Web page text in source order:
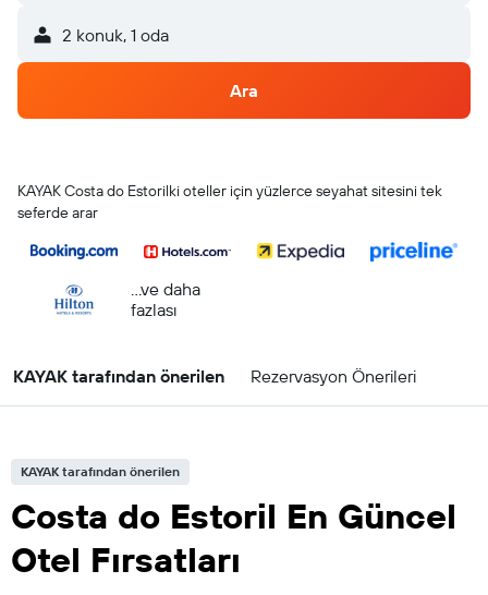
2 konuk, 1 oda
Ara
KAYAK Costa do Estorilki oteller için yüzlerce seyahat sitesini tek
seferde arar
...ve daha
fazlası
KAYAK tarafından önerilen Rezervasyon Önerileri
KAYAK tarafından önerilen
Costa do Estoril En Güncel
Otel Fırsatları